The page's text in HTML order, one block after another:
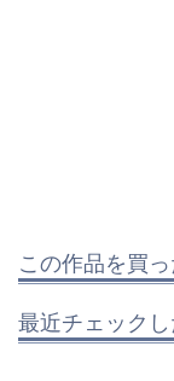
この作品を買
最近チェック